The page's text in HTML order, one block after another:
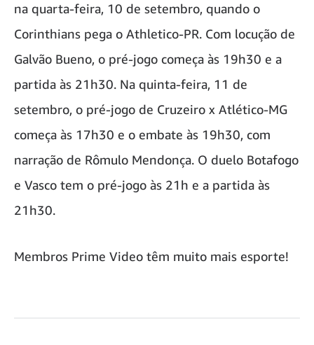
na quarta-feira, 10 de setembro, quando o
Corinthians pega o Athletico-PR. Com locução de
Galvão Bueno, o pré-jogo começa às 19h30 e a
partida às 21h30. Na quinta-feira, 11 de
setembro, o pré-jogo de Cruzeiro x Atlético-MG
começa às 17h30 e o embate às 19h30, com
narração de Rômulo Mendonça. O duelo Botafogo
e Vasco tem o pré-jogo às 21h e a partida às
21h30.
Membros Prime Video têm muito mais esporte!